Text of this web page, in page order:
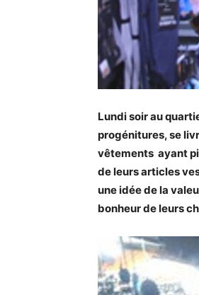
Lundi soir au
progénitures, se
vêtements ayant
de leurs articles
une idée de la
bonheur de leurs